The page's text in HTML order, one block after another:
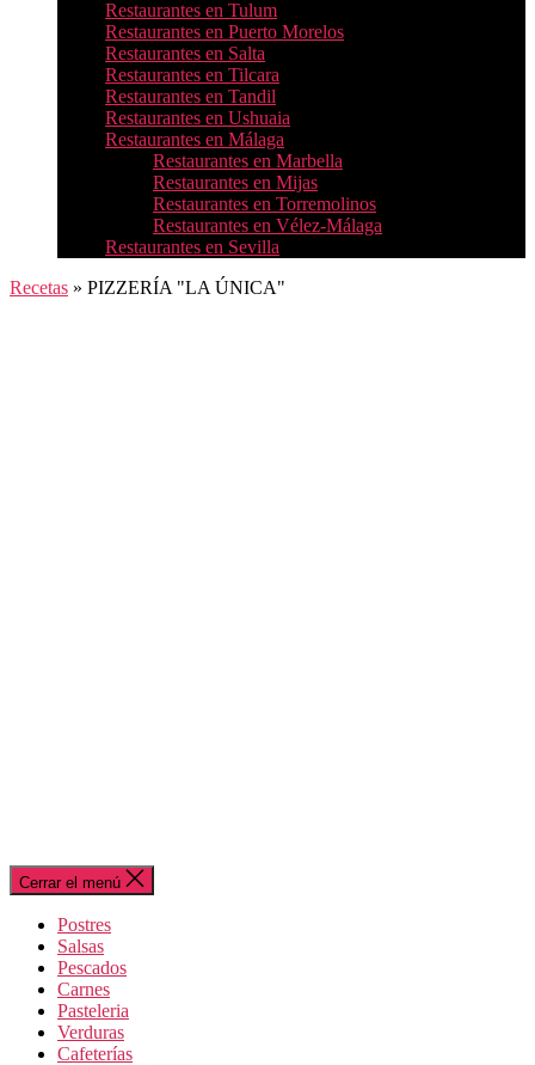
Restaurantes en Tulum
Restaurantes en Puerto Morelos
Restaurantes en Salta
Restaurantes en Tilcara
Restaurantes en Tandil
Restaurantes en Ushuaia
Restaurantes en Málaga
Restaurantes en Marbella
Restaurantes en Mijas
Restaurantes en Torremolinos
Restaurantes en Vélez-Málaga
Restaurantes en Sevilla
Recetas » PIZZERÍA "LA ÚNICA"
Cerrar el menú
Postres
Salsas
Pescados
Carnes
Pasteleria
Verduras
Cafeterías